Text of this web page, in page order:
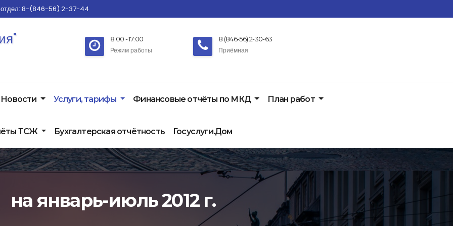
отдел: 8-(846-56) 2-37-44
8:00 - 17:00
Режим работы
8 (846-56) 2-30-63
Приёмная
Новости Услуги, тарифы Финансовые отчёты по МКД План работ
ТСЖ Бухгалтерская отчётность Госуслуги.Дом
на январь-июль 2012 г.